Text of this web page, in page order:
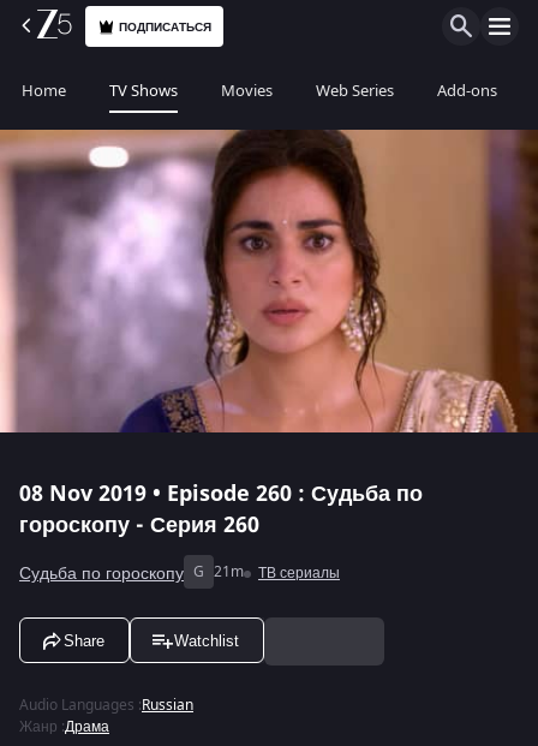
ПОДПИСАТЬСЯ
Home TV Shows Movies Web Series Add-ons
08 Nov 2019 • Episode 260 : Судьба по
гороскопу - Серия 260
Судьба по гороскопу G 21m ТВ сериалы
Share Watchlist
Audio Languages :Russian
Жанр :Драма